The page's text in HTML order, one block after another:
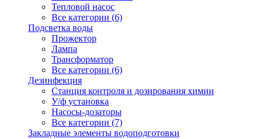
Тепловой насос
Все категории (6)
Подсветка воды
Прожектор
Лампа
Трансформатор
Все категории (6)
Дезинфекция
Станция контроля и дозирования химии
У/ф установка
Насосы-дозаторы
Все категории (7)
Закладные элементы водоподготовки